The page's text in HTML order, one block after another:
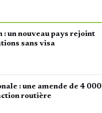
un nouveau pays rejoint
sans visa
: une amende de 4 000
routière